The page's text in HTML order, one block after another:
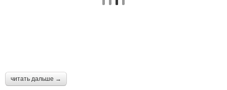
читать дальше →